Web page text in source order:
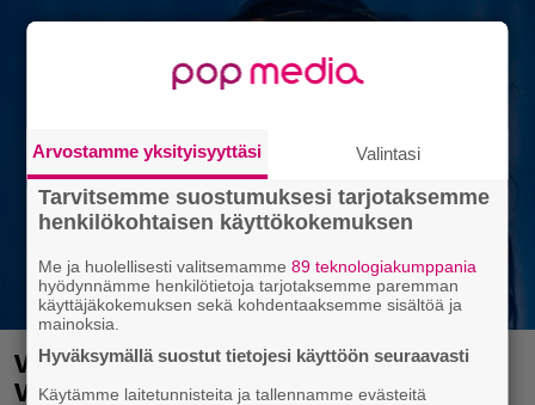
Valtava Yle 100 vuotta -tapahtuma
Veikkaus Arenalla syyskuussa – muista
Arvostamme yksityisyyttäsi Valintasi
Tarvitsemme suostumuksesi tarjotaksemme
henkilökohtaisen käyttökokemuksen
Me ja huolellisesti valitsemamme89 teknologiakumppania
hyödynnämme henkilötietoja tarjotaksemme paremman
käyttäjäkokemuksen sekä kohdentaaksemme sisältöä ja
mainoksia.
Hyväksymällä suostut tietojesi käyttöön seuraavasti
Käytämme laitetunnisteita ja tallennamme evästeitä